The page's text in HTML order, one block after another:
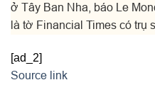
ở Tây Ban Nha, báo Le
là tờ Financial Times có trụ
[ad_2]
Source link